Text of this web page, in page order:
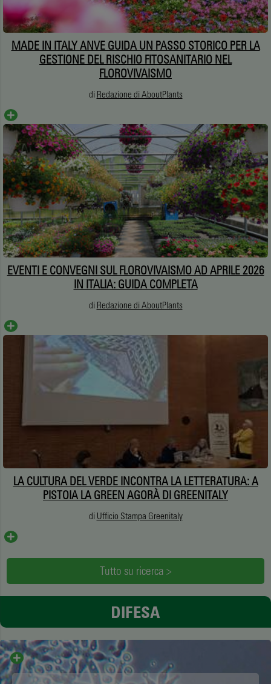
MADE IN ITALY ANVE GUIDA UN PASSO STORICO PER LA
GESTIONE DEL RISCHIO FITOSANITARIO NEL
FLOROVIVAISMO
di Redazione di AboutPlants
EVENTI E CONVEGNI SUL FLOROVIVAISMO AD APRILE 2026
IN ITALIA: GUIDA COMPLETA
di Redazione di AboutPlants
LA CULTURA DEL VERDE INCONTRA LA LETTERATURA: A
PISTOIA LA GREEN AGORÀ DI GREENITALY
di Ufficio Stampa Greenitaly
Tutto su ricerca >
DIFESA